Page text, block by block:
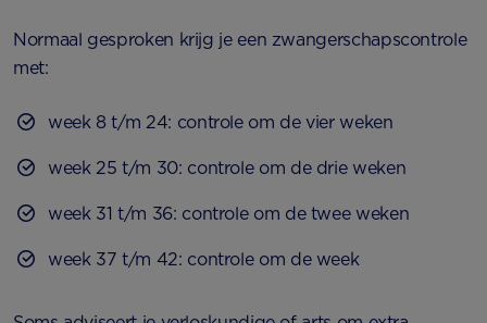
Normaal gesproken krijg je een zwangerschapscontrole
met:
week 8 t/m 24: controle om de vier weken
week 25 t/m 30: controle om de drie weken
week 31 t/m 36: controle om de twee weken
week 37 t/m 42: controle om de week